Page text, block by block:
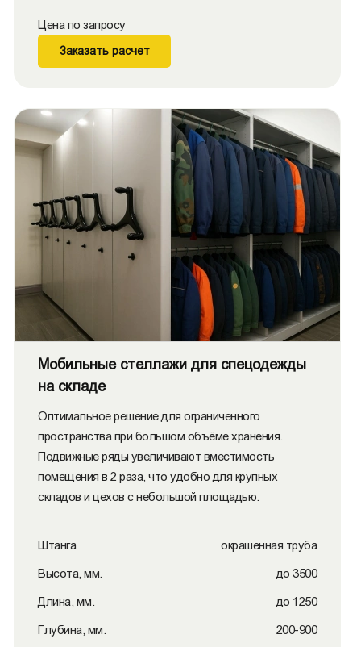
Цена по запросу
Заказать расчет
Мобильные стеллажи для спецодежды
на складе
Оптимальное решение для ограниченного
пространства при большом объёме хранения.
Подвижные ряды увеличивают вместимость
помещения в 2 раза, что удобно для крупных
складов и цехов с небольшой площадью.
Штанга окрашенная труба
Высота, мм. до 3500
Длина, мм. до 1250
Глубина, мм. 200-900